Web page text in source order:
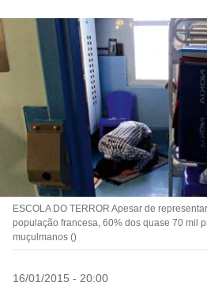
ESCOLA DO TERROR Apesar de
população francesa, 60% dos quase 70 mil
muçulmanos ()
16/01/2015 - 20:00